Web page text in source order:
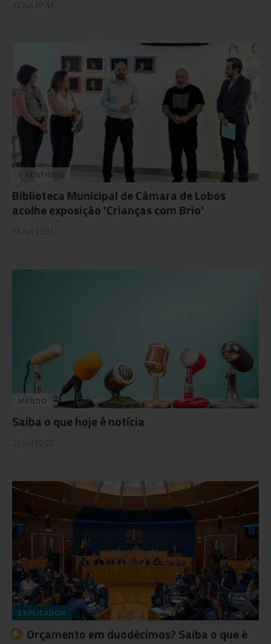
17 Jun 07:41
5 SENTIDOS
Biblioteca Municipal de Câmara de Lobos
acolhe exposição 'Crianças com Brio'
18 Jun 23:31
MUNDO
Saiba o que hoje é notícia
25 Jun 07:22
EXPLICADOR
Orçamento em duodécimos? Saiba o que é